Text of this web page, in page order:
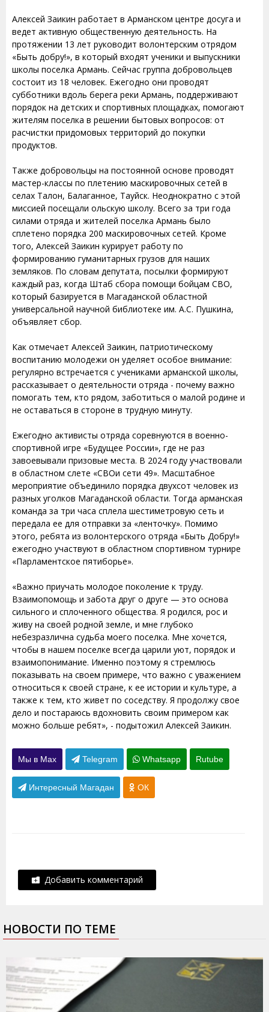
Алексей Заикин работает в Арманском центре досуга и
ведет активную общественную деятельность. На
протяжении 13 лет руководит волонтерским отрядом
«Быть добру!», в который входят ученики и выпускники
школы поселка Армань. Сейчас группа добровольцев
состоит из 18 человек. Ежегодно они проводят
субботники вдоль берега реки Армань, поддерживают
порядок на детских и спортивных площадках, помогают
жителям поселка в решении бытовых вопросов: от
расчистки придомовых территорий до покупки
продуктов.
Также добровольцы на постоянной основе проводят
мастер-классы по плетению маскировочных сетей в
селах Талон, Балаганное, Тауйск. Неоднократно с этой
миссией посещали ольскую школу. Всего за три года
силами отряда и жителей поселка Армань было
сплетено порядка 200 маскировочных сетей. Кроме
того, Алексей Заикин курирует работу по
формированию гуманитарных грузов для наших
земляков. По словам депутата, посылки формируют
каждый раз, когда Штаб сбора помощи бойцам СВО,
который базируется в Магаданской областной
универсальной научной библиотеке им. А.С. Пушкина,
объявляет сбор.
Как отмечает Алексей Заикин, патриотическому
воспитанию молодежи он уделяет особое внимание:
регулярно встречается с учениками арманской школы,
рассказывает о деятельности отряда - почему важно
помогать тем, кто рядом, заботиться о малой родине и
не оставаться в стороне в трудную минуту.
Ежегодно активисты отряда соревнуются в военно-
спортивной игре «Будущее России», где не раз
завоевывали призовые места. В 2024 году участвовали
в областном слете «СВОи сети 49». Масштабное
мероприятие объединило порядка двухсот человек из
разных уголков Магаданской области. Тогда арманская
команда за три часа сплела шестиметровую сеть и
передала ее для отправки за «ленточку». Помимо
этого, ребята из волонтерского отряда «Быть Добру!»
ежегодно участвуют в областном спортивном турнире
«Парламентское пятиборье».
«Важно приучать молодое поколение к труду.
Взаимопомощь и забота друг о друге — это основа
сильного и сплоченного общества. Я родился, рос и
живу на своей родной земле, и мне глубоко
небезразлична судьба моего поселка. Мне хочется,
чтобы в нашем поселке всегда царили уют, порядок и
взаимопонимание. Именно поэтому я стремлюсь
показывать на своем примере, что важно с уважением
относиться к своей стране, к ее истории и культуре, а
также к тем, кто живет по соседству. Я продолжу свое
дело и постараюсь вдохновить своим примером как
можно больше ребят», - подытожил Алексей Заикин.
Мы в Max Telegram Whatsapp Rutube
Интересный Магадан ОК
Добавить комментарий
НОВОСТИ ПО ТЕМЕ